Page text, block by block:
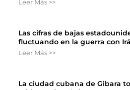
Leer Más >>
Las cifras de bajas
fluctuando en la guerra con
Leer Más >>
La ciudad cubana de Gibara